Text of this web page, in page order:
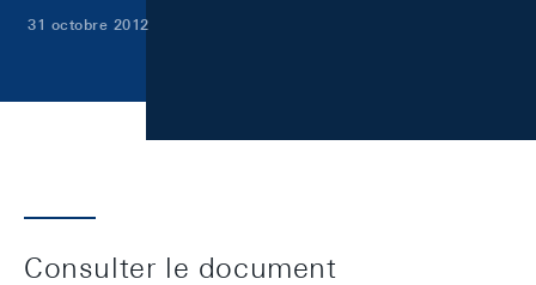
31 octobre 2012
Consulter le document